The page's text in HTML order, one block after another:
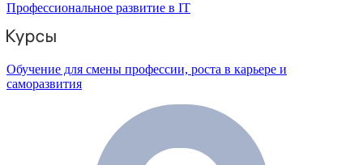
Профессиональное развитие в IT
Обучение для смены профессии, роста в карьере и
саморазвития